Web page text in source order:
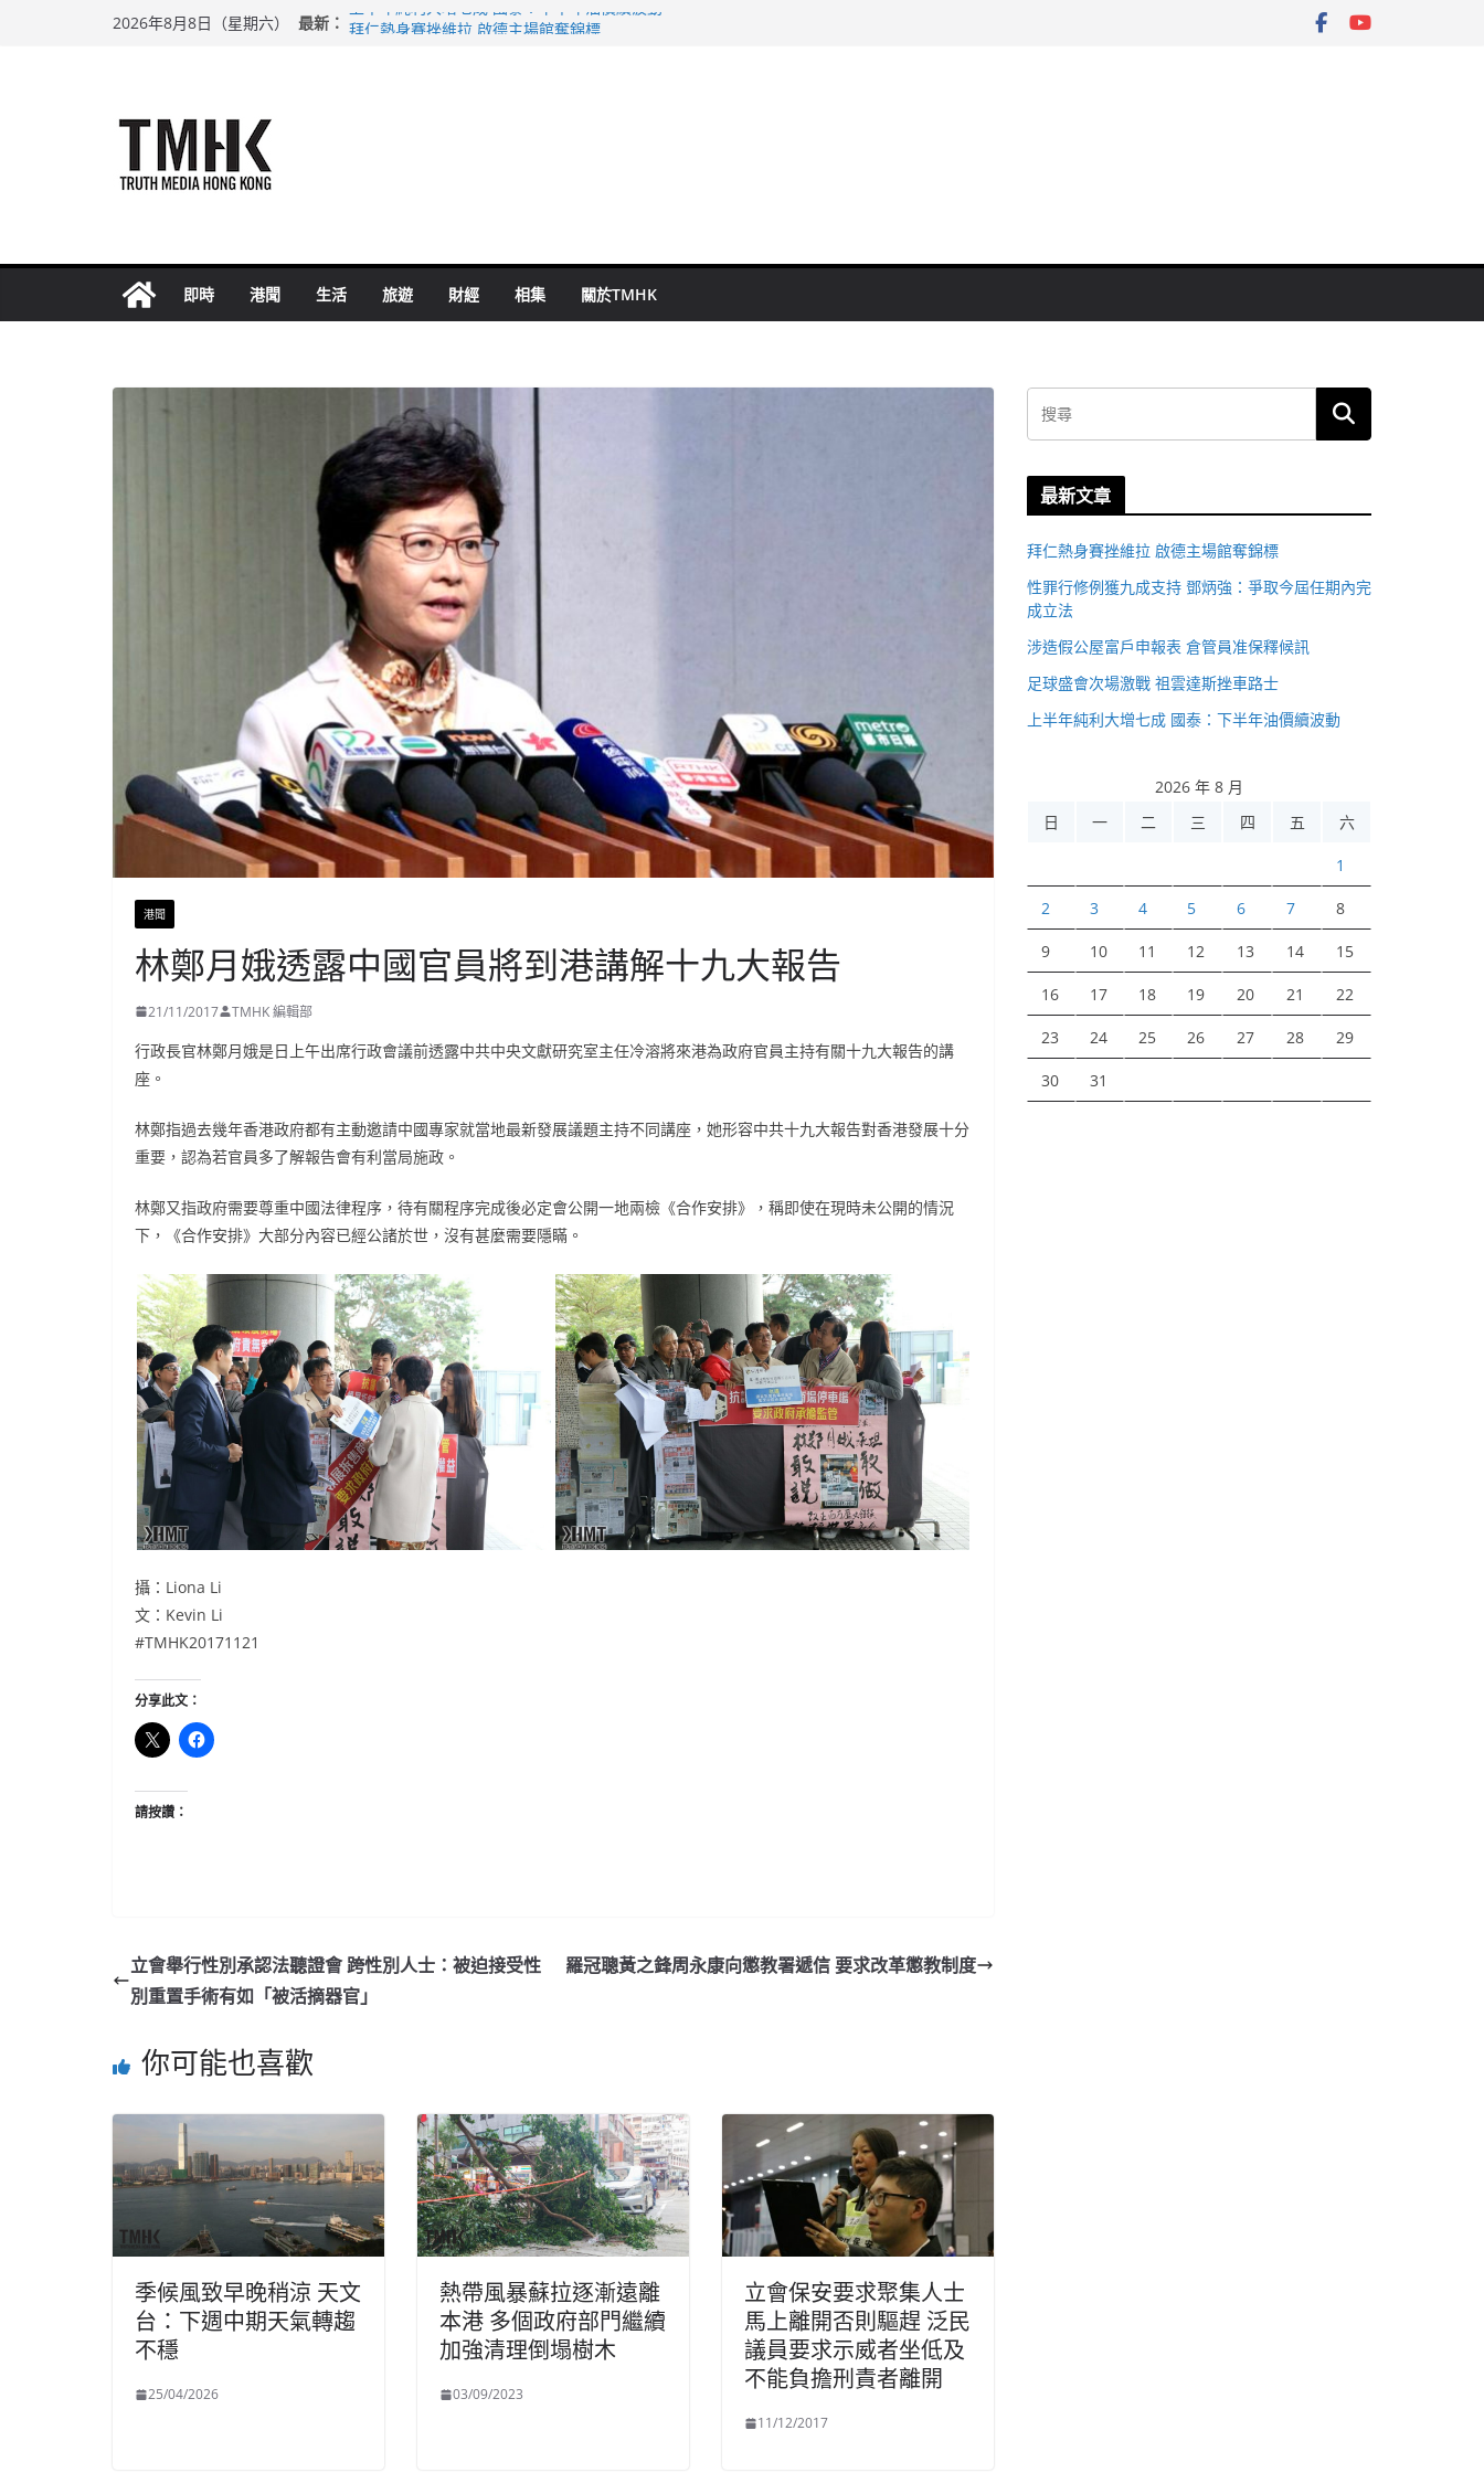
2026年8月8日（星期六） 最新： 上半年純利大增七成 國泰：下半年油價續波動
即時 港聞 生活 旅遊 財經 相集 關於TMHK
港聞
林鄭月娥透露中國官員將到港講解十九大報告
21/11/2017 TMHK 編輯部
行政長官林鄭月娥是日上午出席行政會議前透露中共中央文獻研究室主任冷溶將來港為政府官員主持有關十九大報告的講
座。
林鄭指過去幾年香港政府都有主動邀請中國專家就當地最新發展議題主持不同講座，她形容中共十九大報告對香港發展十分
重要，認為若官員多了解報告會有利當局施政。
林鄭又指政府需要尊重中國法律程序，待有關程序完成後必定會公開一地兩檢《合作安排》，稱即使在現時未公開的情況
下，《合作安排》大部分內容已經公諸於世，沒有甚麼需要隱瞞。
攝：Liona Li
文：Kevin Li
#TMHK20171121
分享此文：
請按讚：
立會舉行性別承認法聽證會 跨性別人士：被迫接受性
別重置手術有如「被活摘器官」
羅冠聰黃之鋒周永康向懲教署遞信 要求改革懲教制度
你可能也喜歡
季候風致早晚稍涼 天文
台：下週中期天氣轉趨
不穩
25/04/2026
熱帶風暴蘇拉逐漸遠離
本港 多個政府部門繼續
加強清理倒塌樹木
03/09/2023
立會保安要求聚集人士
馬上離開否則驅趕 泛民
議員要求示威者坐低及
不能負擔刑責者離開
11/12/2017
最新文章
拜仁熱身賽挫維拉 啟德主場館奪錦標
性罪行修例獲九成支持 鄧炳強：爭取今屆任期內完
成立法
涉造假公屋富戶申報表 倉管員准保釋候訊
足球盛會次場激戰 祖雲達斯挫車路士
上半年純利大增七成 國泰：下半年油價續波動
2026 年 8 月
日
一 二 三 四 五 六
1
2 3 4 5 6 7 8
9 10 11 12 13 14 15
16 17 18 19 20 21 22
23 24 25 26 27 28 29
30 31